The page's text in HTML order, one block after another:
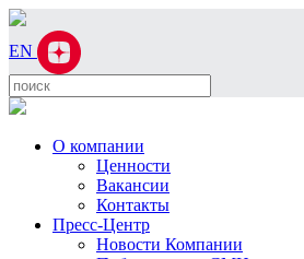
EN
О компании
Ценности
Вакансии
Контакты
Пресс-Центр
Новости Компании